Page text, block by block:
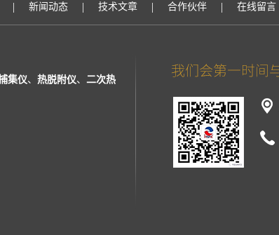
| 新闻动态 | 技术文章 | 合作伙伴 | 在线留言
集仪、 热脱附仪、 二次热